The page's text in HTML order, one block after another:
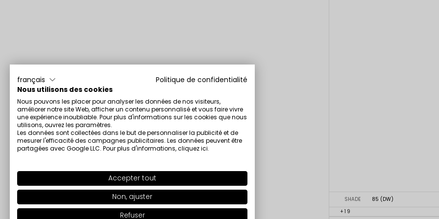
SHADE
85 (DW)
+19
français
Politique de confidentialité
Nous utilisons des cookies
Nous pouvons les placer pour analyser les données de nos visiteurs,
améliorer notre site Web, afficher un contenu personnalisé et vous faire vivre
une expérience inoubliable. Pour plus d'informations sur les cookies que nous
utilisons, ouvrez les paramètres.
Les données sont collectées dans le but de personnaliser la publicité et de
mesurer l'efficacité des campagnes publicitaires. Les données peuvent être
partagées avec Google LLC. Pour plus d'informations,cliquez ici.
Accepter tout
Non, ajuster
Refuser